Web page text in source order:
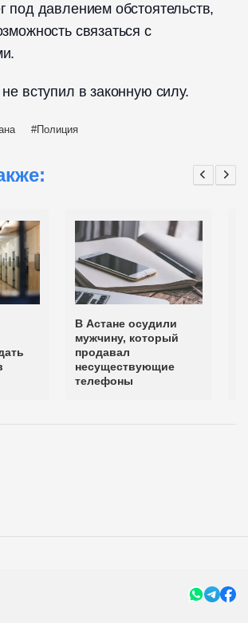
под давлением обстоятельств,
связаться с
вступил в законную силу.
Полиция
В Астане осудили
мужчину, который
продавал
несуществующие
телефоны